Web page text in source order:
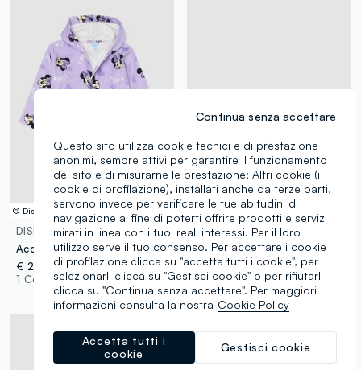
© Disney
DISNEY
Accappatoio viola in puro cotone con cappuccio e stampe Minnie
€ 29,95
1 Colori
Nuova Collezione
OVS KIDS
Borsa beige a tracolla a forma fiocco per bambina e ragazza
€ 15,95
1 Colori
Questo sito utilizza cookie tecnici e di prestazione
anonimi, sempre attivi per garantire il funzionamento
del sito e di misurarne le prestazione; Altri cookie (i
cookie di profilazione), installati anche da terze parti,
servono invece per verificare le tue abitudini di
navigazione al fine di poterti offrire prodotti e servizi
mirati in linea con i tuoi reali interessi. Per il loro
utilizzo serve il tuo consenso. Per accettare i cookie
di profilazione clicca su "accetta tutti i cookie", per
selezionarli clicca su "Gestisci cookie" o per rifiutarli
clicca su "Continua senza accettare". Per maggiori
informazioni consulta la nostra Cookie Policy
Gestisci cookie
Accetta tutti i
cookie
Continua senza accettare